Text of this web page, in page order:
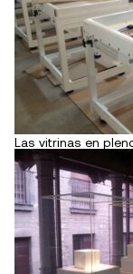
Las vitrinas en